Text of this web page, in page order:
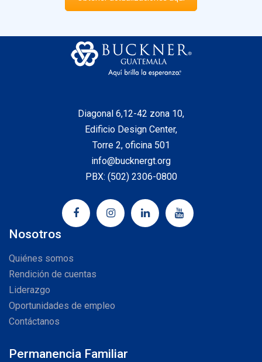
Diagonal 6,12-42 zona 10,
Edificio Design Center,
Torre 2, oficina 501
info@bucknergt.org
PBX: (502) 2306-0800
Nosotros
Quiénes somos
Rendición de cuentas
Liderazgo
Oportunidades de empleo
Contáctanos
Permanencia Familiar